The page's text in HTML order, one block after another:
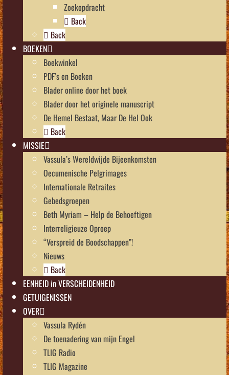
Zoekopdracht
Back
Back
BOEKEN
Boekwinkel
PDF’s en Boeken
Blader online door het boek
Blader door het originele manuscript
De Hemel Bestaat, Maar De Hel Ook
Back
MISSIE
Vassula’s Wereldwijde Bijeenkomsten
Oecumenische Pelgrimages
Internationale Retraites
Gebedsgroepen
Beth Myriam – Help de Behoeftigen
Interreligieuze Oproep
“Verspreid de Boodschappen”!
Nieuws
Back
EENHEID in VERSCHEIDENHEID
GETUIGENISSEN
OVER
Vassula Rydén
De toenadering van mijn Engel
TLIG Radio
TLIG Magazine